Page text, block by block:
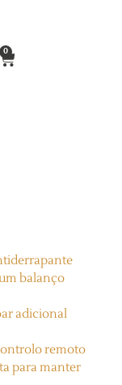
0
balanço
adicional
remoto
para manter